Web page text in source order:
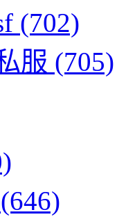
(702)
服 (705)
(646)